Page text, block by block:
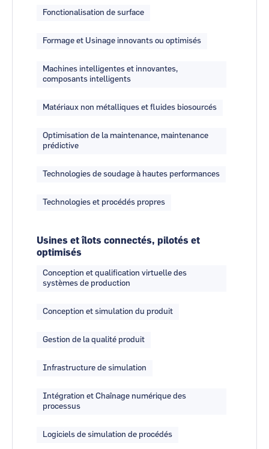
Fonctionalisation de surface
Formage et Usinage innovants ou optimisés
Machines intelligentes et innovantes,
composants intelligents
Matériaux non métalliques et fluides biosourcés
Optimisation de la maintenance, maintenance
prédictive
Technologies de soudage à hautes performances
Technologies et procédés propres
Usines et îlots connectés, pilotés et
optimisés
Conception et qualification virtuelle des
systèmes de production
Conception et simulation du produit
Gestion de la qualité produit
Infrastructure de simulation
Intégration et Chaînage numérique des
processus
Logiciels de simulation de procédés